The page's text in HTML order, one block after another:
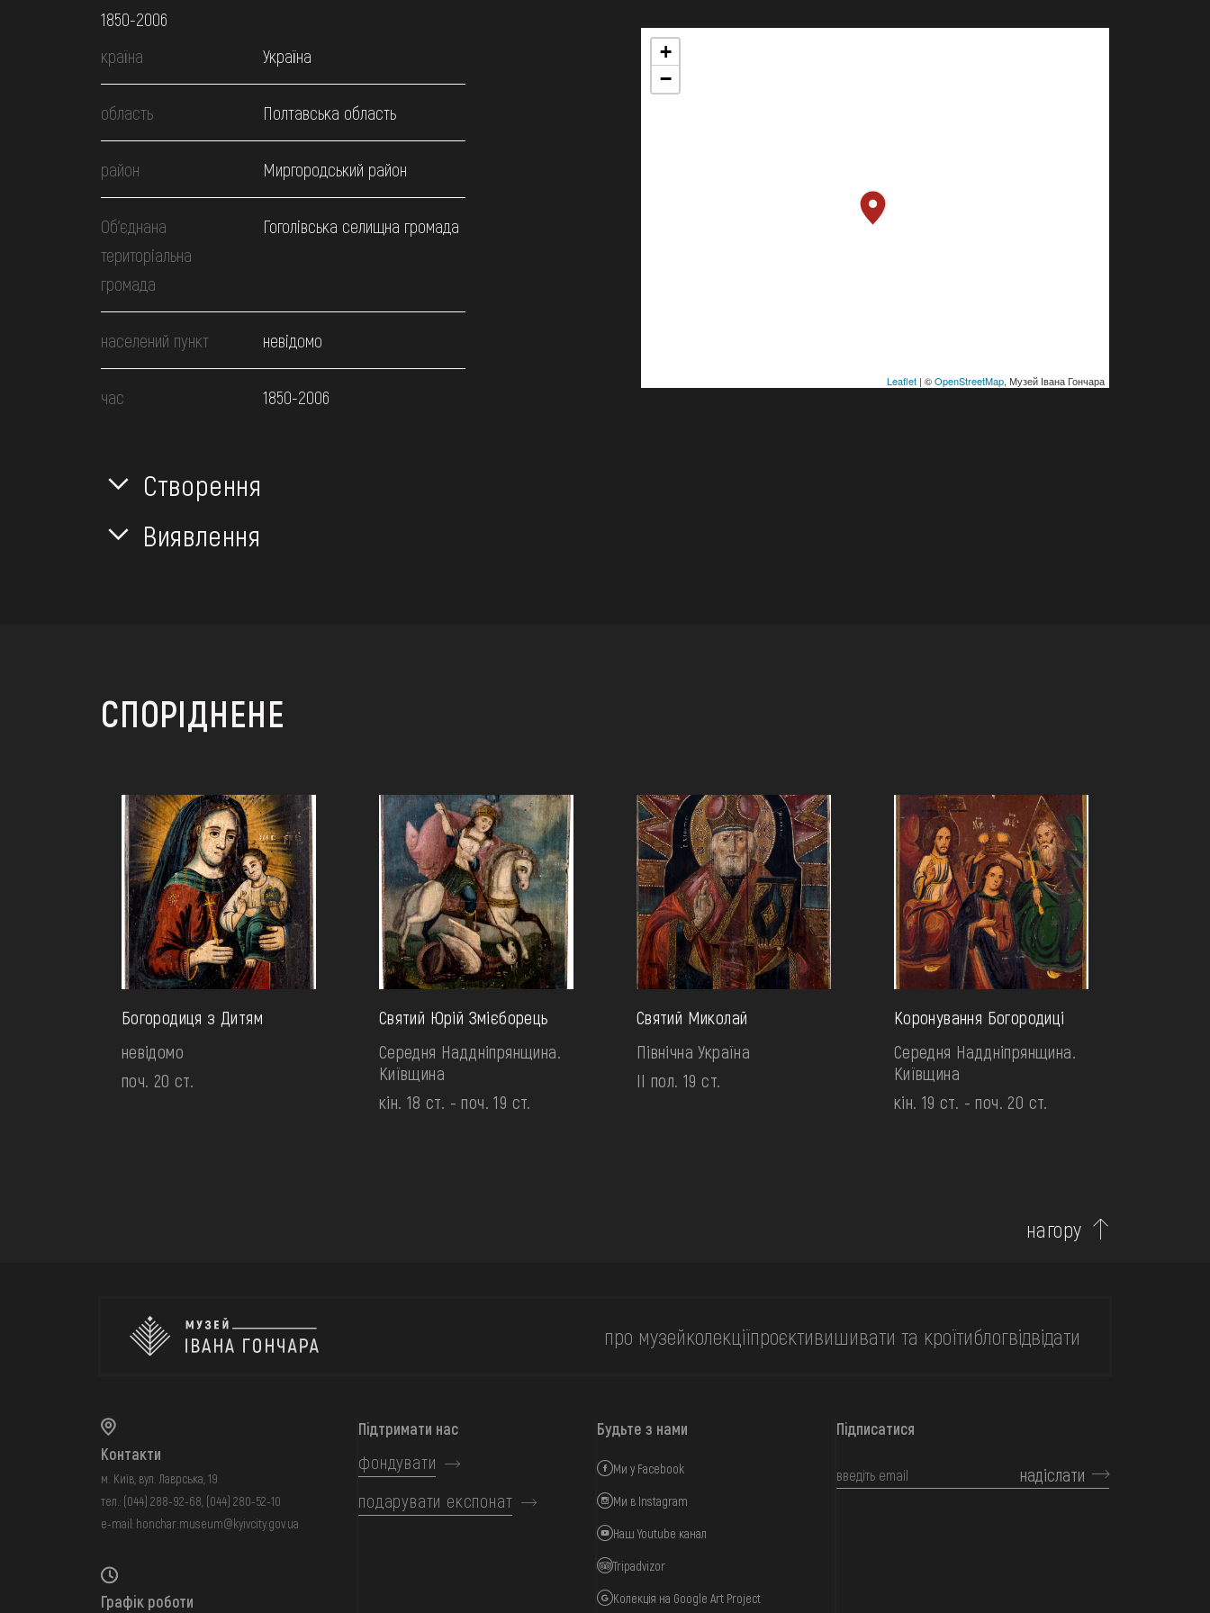
1850-2006
країна
Україна
область Полтавська область
район Миргородський район
Об’єднана
територіальна
громада
Гоголівська селищна громада
населений пункт невідомо
час 1850-2006
+
−
Leaflet | ©OpenStreetMap, Музей Івана Гончара
Створення
Виявлення
СПОРІДНЕНЕ
Богородиця з Дитям
невідомо
поч. 20 ст.
Святий Юрій Змієборець
Середня Наддніпрянщина.
Київщина
кін. 18 ст. - поч. 19 ст.
Святий Миколай
Північна Україна
II пол. 19 ст.
Коронування Богородиці
Середня Наддніпрянщина.
Київщина
кін. 19 ст. - поч. 20 ст.
нагору
про музейколекціїпроєктивишивати та кроїтиблогвідвідати
Контакти
м. Київ, вул. Лаврська, 19
тел.: (044) 288-92-68 (044) 280-52-10
e-mail: honchar.museum@kyivcity.gov.ua
Графік роботи
Підтримати нас
фондувати
подарувати експонат
Будьте з нами
Ми у Facebook
Ми в Instagram
Наш Youtube канал
Tripadvizor
Колекція на Google Art Project
Підписатися
надіслати